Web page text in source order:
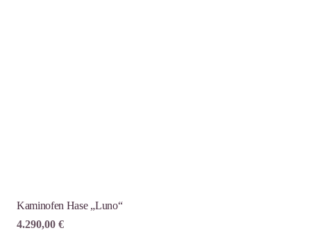
Kaminofen Hase „Luno“
4.290,00 €